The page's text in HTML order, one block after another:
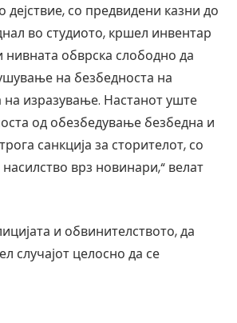
со предвидени казни до
во студиото, кршел инвентар
нивната обврска слободно да
на безбедноста на
изразување. Настанот уште
од обезбедување безбедна и
санкција за сторителот, со
врз новинари,“ велат
и обвинителството, да
случајот целосно да се